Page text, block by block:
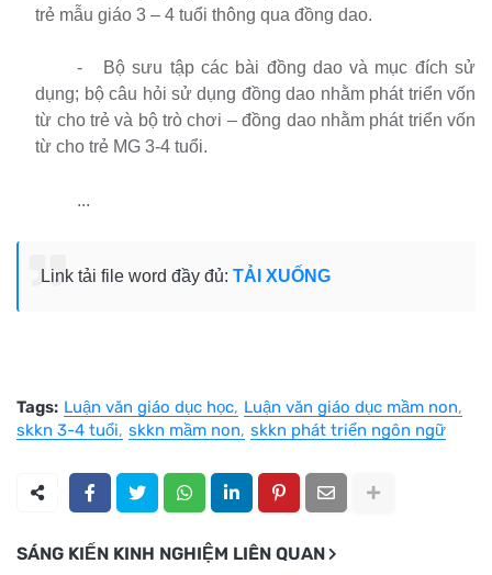
trẻ mẫu giáo 3 – 4 tuổi thông qua đồng dao.
-
Bộ sưu tập các bài đồng dao và mục đích sử
dụng; bộ câu hỏi sử dụng đồng dao nhằm phát triển vốn
từ cho trẻ và bộ trò chơi – đồng dao nhằm phát triển vốn
từ cho trẻ MG 3-4 tuổi.
...
Link tải file word đầy đủ: TẢI XUỐNG
Tags: Luận văn giáo dục học Luận văn giáo dục mầm non
skkn 3-4 tuổi skkn mầm non skkn phát triển ngôn ngữ
SÁNG KIẾN KINH NGHIỆM LIÊN QUAN